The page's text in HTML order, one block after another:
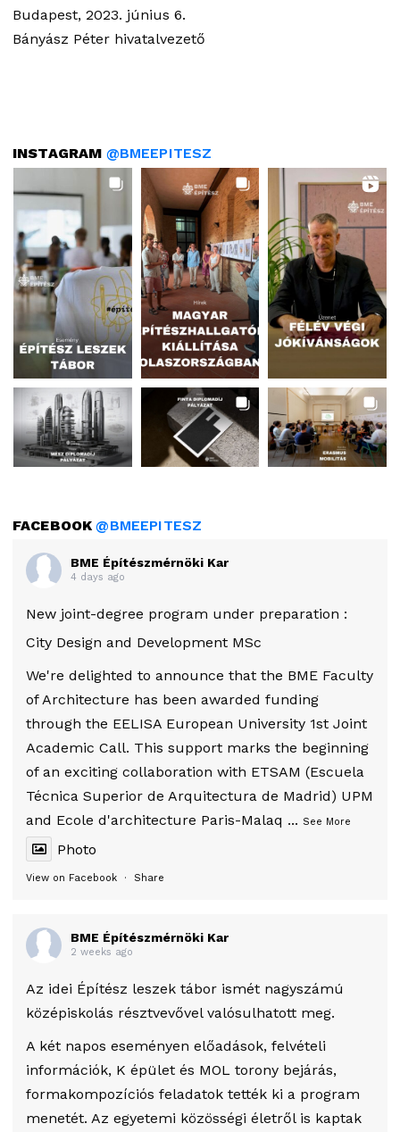
Budapest, 2023. június 6.
Bányász Péter hivatalvezető
INSTAGRAM @BMEEPITESZ
FACEBOOK@BMEEPITESZ
BME Építészmérnöki Kar
4 days ago
New joint-degree program under preparation :
City Design and Development MSc
We're delighted to announce that the BME Faculty
of Architecture has been awarded funding
through the EELISA European University 1st Joint
Academic Call. This support marks the beginning
of an exciting collaboration with ETSAM (Escuela
Técnica Superior de Arquitectura de Madrid) UPM
and Ecole d'architecture Paris-Malaq ... See More
Photo
View on Facebook · Share
BME Építészmérnöki Kar
2 weeks ago
Az idei Építész leszek tábor ismét nagyszámú
középiskolás résztvevővel valósulhatott meg.
A két napos eseményen előadások, felvételi
információk, K épület és MOL torony bejárás,
formakompozíciós feladatok tették ki a program
menetét. Az egyetemi közösségi életről is kaptak